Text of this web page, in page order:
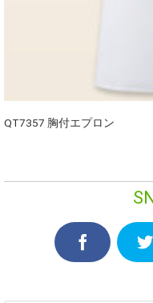
QT7357 胸付エプロン